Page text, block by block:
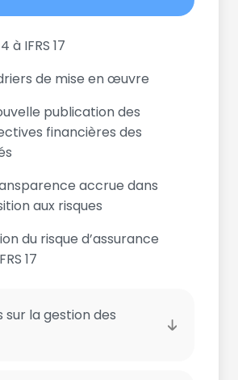
à IFRS 17
de mise en œuvre
publication des
financières des
accrue dans
aux risques
du risque d’assurance
17
sur la gestion des